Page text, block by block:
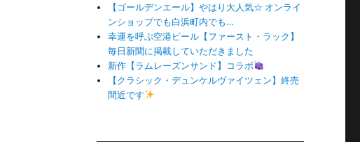
【ゴールデンエール】やはり大人気☆ オンライ
ンショップでも白浜町内でも…
幸運を呼ぶ空港ビール【ファースト・ラック】
毎日新聞に掲載していただきました
新作【ラムレーズンサンド】コラボ
【クラシック・デュンケルヴァイツェン】終売
間近です